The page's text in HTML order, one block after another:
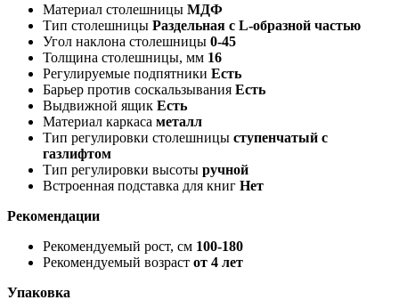
Материал столешницы МДФ
Тип столешницы Раздельная с L-образной частью
Угол наклона столешницы 0-45
Толщина столешницы, мм 16
Регулируемые подпятники Есть
Барьер против соскальзывания Есть
Выдвижной ящик Есть
Материал каркаса металл
Тип регулировки столешницы ступенчатый с
газлифтом
Тип регулировки высоты ручной
Встроенная подставка для книг Нет
Рекомендации
Рекомендуемый рост, см 100-180
Рекомендуемый возраст от 4 лет
Упаковка